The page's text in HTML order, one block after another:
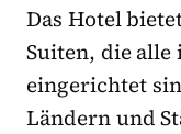
Das Hotel
Suiten, die alle
eingerichtet
Ländern und